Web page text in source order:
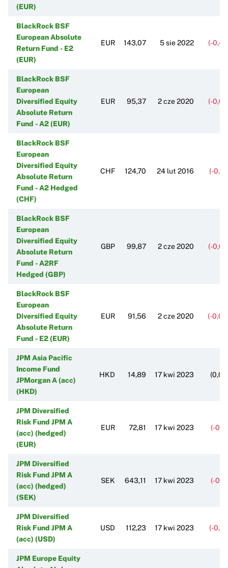
(EUR)
BlackRock BSF
European Absolute
Return Fund - E2
(EUR)
EUR 143,07 5 sie 2022 (-
BlackRock BSF
European
Diversified Equity
Absolute Return
Fund - A2 (EUR)
EUR 95,37 2 cze 2020 (-
BlackRock BSF
European
Diversified Equity
Absolute Return
Fund - A2 Hedged
(CHF)
CHF 124,70 24 lut 2016 (-
BlackRock BSF
European
Diversified Equity
Absolute Return
Fund - A2RF
Hedged (GBP)
GBP 99,87 2 cze 2020 (-
BlackRock BSF
European
Diversified Equity
Absolute Return
Fund - E2 (EUR)
EUR 91,56 2 cze 2020 (-
JPM Asia Pacific
Income Fund
JPMorgan A (acc)
(HKD)
HKD 14,89 17 kwi 2023
JPM Diversified
Risk Fund JPM A
(acc) (hedged)
(EUR)
EUR 72,81 17 kwi 2023 (-
JPM Diversified
Risk Fund JPM A
(acc) (hedged)
(SEK)
SEK 643,11 17 kwi 2023 (-
JPM Diversified
Risk Fund JPM A
(acc) (USD)
USD 112,23 17 kwi 2023 (-
JPM Europe Equity